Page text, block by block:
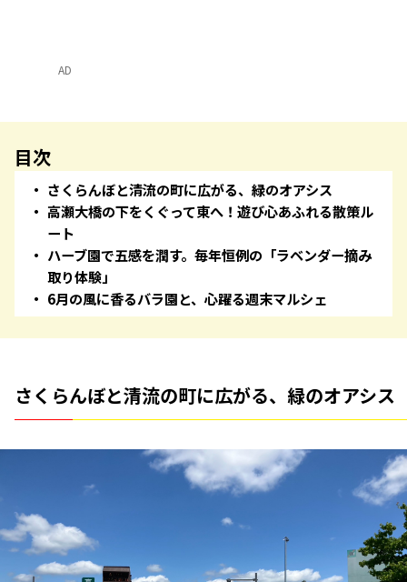
AD
目次
さくらんぼと清流の町に広がる、緑のオアシス
高瀬大橋の下をくぐって東へ！遊び心あふれる散策ル
ート
ハーブ園で五感を潤す。毎年恒例の「ラベンダー摘み
取り体験」
6月の風に香るバラ園と、心躍る週末マルシェ
さくらんぼと清流の町に広がる、緑のオアシス